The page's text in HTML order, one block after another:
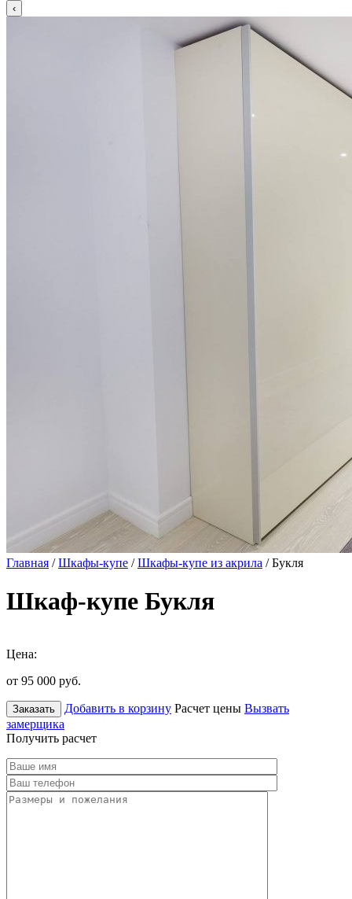
Главная /Шкафы-купе /Шкафы-купе из акрила / Букля
Шкаф-купе Букля
Цена:
от 95 000 руб.
Заказать Добавить в корзину Расчет цены Вызвать
замерщика
Получить расчет